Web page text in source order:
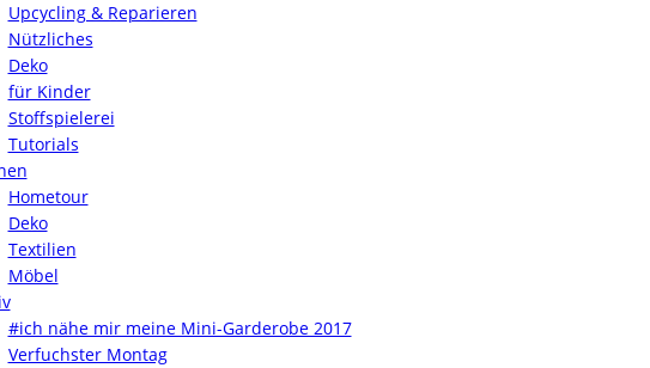
Upcycling & Reparieren
Nützliches
Deko
für Kinder
Stoffspielerei
Tutorials
Hometour
Deko
Textilien
Möbel
#ich nähe mir meine Mini-Garderobe 2017
Verfuchster Montag